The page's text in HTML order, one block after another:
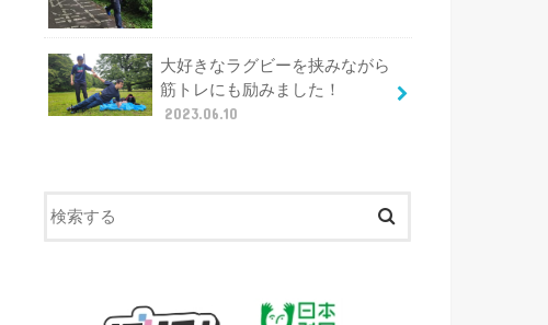
大好きなラグビーを挟みながら
筋トレにも励みました！
2023.06.10